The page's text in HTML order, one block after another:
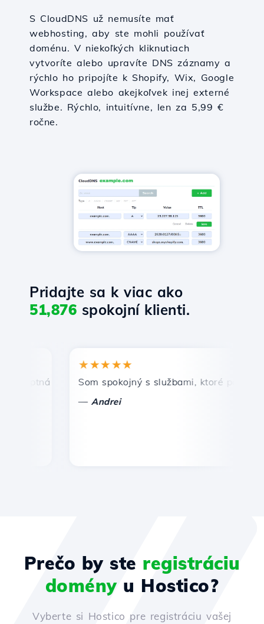
S CloudDNS už nemusíte mať
webhosting, aby ste mohli používať
doménu. V niekoľkých kliknutiach
vytvoríte alebo upravíte DNS záznamy a
rýchlo ho pripojíte k Shopify, Wix, Google
Workspace alebo akejkoľvek inej externé
službe. Rýchlo, intuitívne, len za 5,99 €
ročne.
Pridajte sa k viac ako
51,876 spokojní klienti.
a efektívna technická podpora.
★★★★★
Som spokojný s službami, ktoré ponúka
Andrei
Prečo by ste registráciu
doményu Hostico?
Vyberte si Hostico pre registráciu vašej